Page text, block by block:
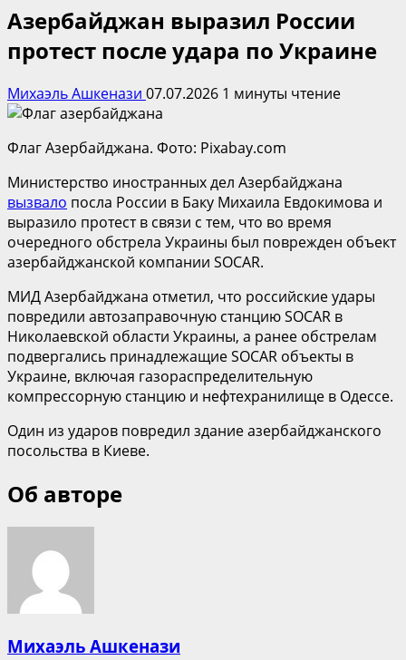
Азербайджан выразил России
протест после удара по Украине
Михаэль Ашкенази 07.07.2026 1 минуты чтение
Флаг Азербайджана. Фото: Pixabay.com
Министерство иностранных дел Азербайджана
вызвало посла России в Баку Михаила Евдокимова и
выразило протест в связи с тем, что во время
очередного обстрела Украины был поврежден объект
азербайджанской компании SOCAR.
МИД Азербайджана отметил, что российские удары
повредили автозаправочную станцию SOCAR в
Николаевской области Украины, а ранее обстрелам
подвергались принадлежащие SOCAR объекты в
Украине, включая газораспределительную
компрессорную станцию и нефтехранилище в Одессе.
Один из ударов повредил здание азербайджанского
посольства в Киеве.
Об авторе
Михаэль Ашкенази